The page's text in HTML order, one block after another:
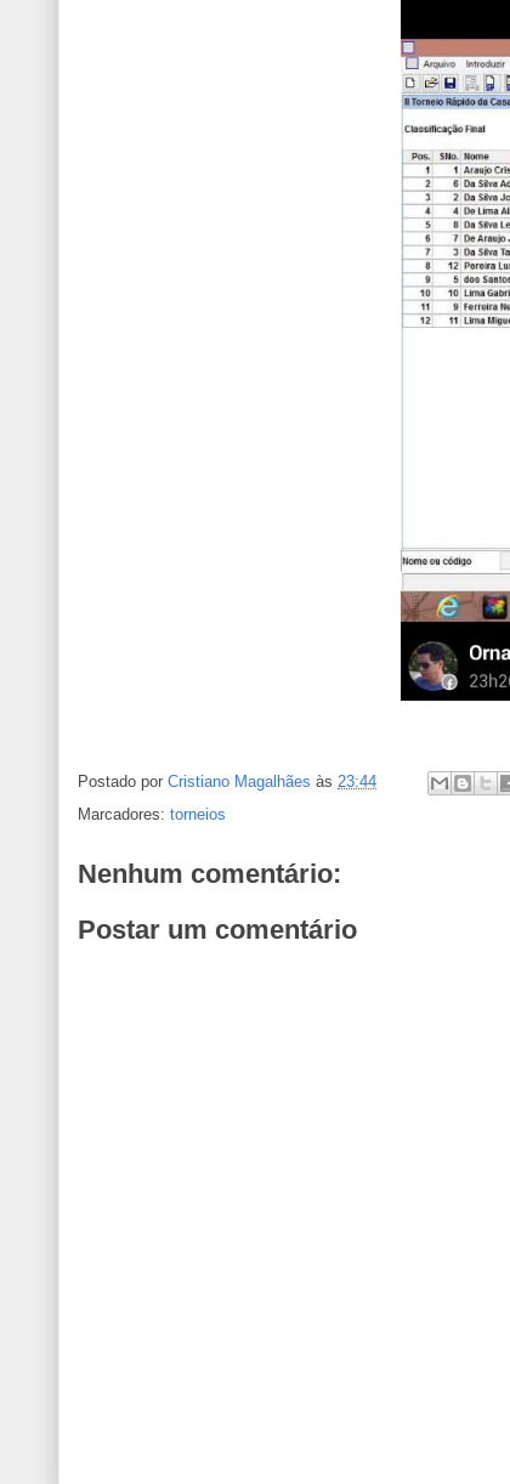
Postado por Cristiano Magalhães às 23:44
Marcadores: torneios
Nenhum comentário:
Postar um comentário